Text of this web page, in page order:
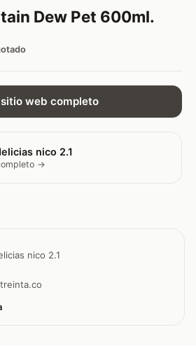
Dew Pet 600ml.
web completo
nico 2.1
→
nico 2.1